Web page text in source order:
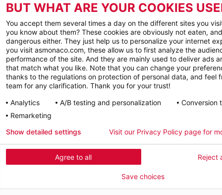
BUT WHAT ARE YOUR COOKIES
You accept them several times a day on the different sites you
you know about them? These cookies are obviously not eaten,
dangerous either. They just help us to personalize your internet
you visit asmonaco.com, these allow us to first analyze the
performance of the site. And they are mainly used to deliver ads
that match what you like. Note that you can change your
thanks to the regulations on protection of personal data, and feel
team for any clarification. Thank you for your trust!
Analytics
A/B testing and personalization
Conversion
Remarketing
Agree to all Reject
Show detailed settings Visit our Privacy Policy page for
Save choices